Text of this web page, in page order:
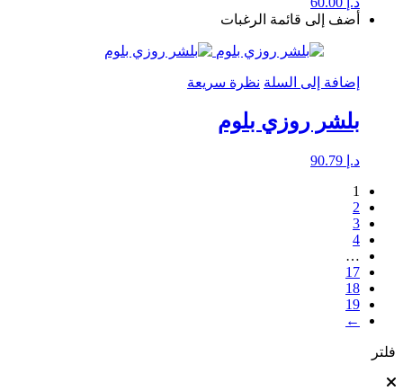
أضف إلى قائمة الرغبات
إضافة إلى السلة نظرة سريعة
بلشر روزي بلوم
د.إ
1
2
3
4
…
17
18
19
←
فلتر